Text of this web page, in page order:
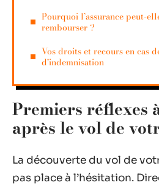
Pourquoi l’assurance peut-
rembourser ?
Vos droits et recours en cas
d’indemnisation
Premiers réflexes
après le vol de
La découverte du vol de
pas place à l’hésitation.